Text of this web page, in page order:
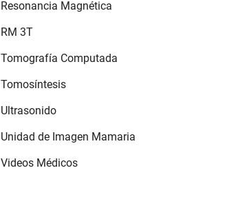
Resonancia Magnética
RM 3T
Tomografía Computada
Tomosíntesis
Ultrasonido
Unidad de Imagen Mamaria
Videos Médicos